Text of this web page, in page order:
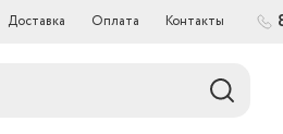
Доставка Оплата Контакты